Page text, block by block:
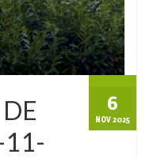
6
NOV 2025
11-